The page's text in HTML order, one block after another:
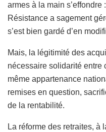
armes à la main
Résistance a sagement
s’est bien gardé d’en
Mais, la légitimité des
nécessaire solidarité entre
même appartenance
remises en question,
de la rentabilité.
La réforme des retraites, à